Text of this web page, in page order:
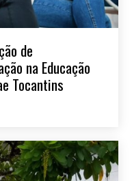
de
na Educação
Tocantins